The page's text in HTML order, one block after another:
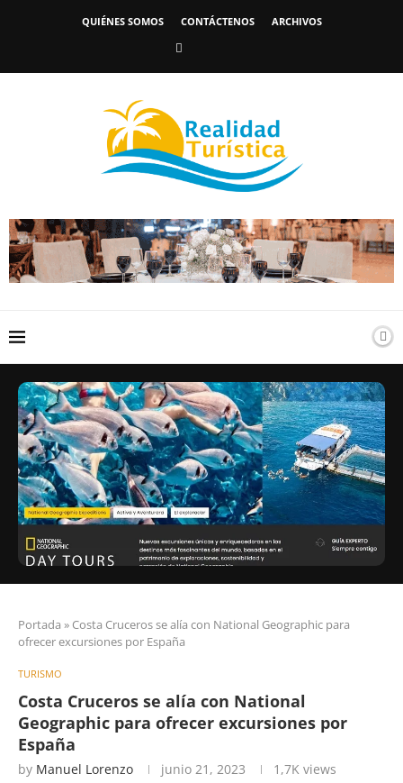
QUIÉNES SOMOS CONTÁCTENOS ARCHIVOS
Portada » Costa Cruceros se alía con National Geographic para
ofrecer excursiones por España
TURISMO
Costa Cruceros se alía con National
Geographic para ofrecer excursiones por
España
by Manuel Lorenzo junio 21, 2023 1,7K views